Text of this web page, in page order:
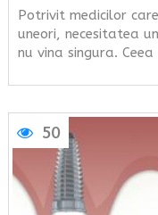
Potrivit medicilor
uneori, necesitatea
nu vina singura.
50